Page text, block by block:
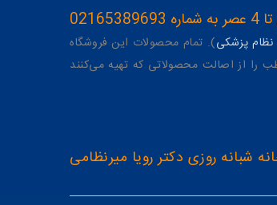
نظام پزشکی). تمام محصولات این فروشگاه
را از اصالت محصولاتی که تهیه می‌کنند
شبانه روزی دکتر رویا میرنظامی